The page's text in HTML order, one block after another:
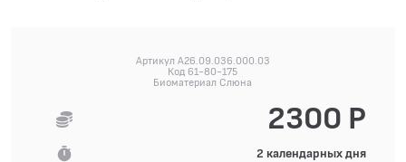
Артикул A26.09.036.000.03
Код 61-80-175
Биоматериал Слюна
2300 Р
2 календарных дня